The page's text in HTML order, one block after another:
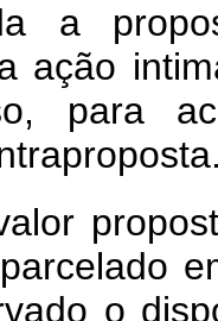
a
ação
para
o